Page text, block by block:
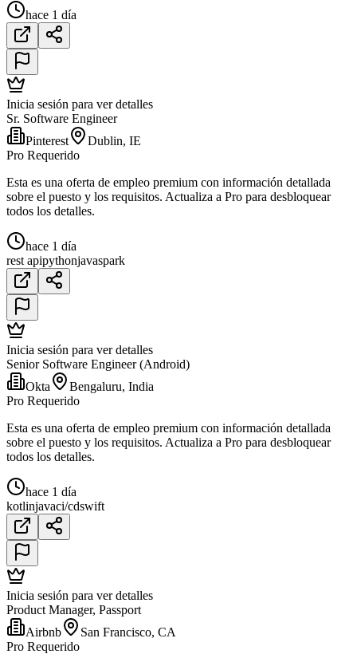
hace 1 día
Inicia sesión para ver detalles
Sr. Software Engineer
Pinterest
Dublin, IE
Pro Requerido
Esta es una oferta de empleo premium con información detallada
sobre el puesto y los requisitos. Actualiza a Pro para desbloquear
todos los detalles.
hace 1 día
rest apipythonjavaspark
Inicia sesión para ver detalles
Senior Software Engineer (Android)
Okta
Bengaluru, India
Pro Requerido
Esta es una oferta de empleo premium con información detallada
sobre el puesto y los requisitos. Actualiza a Pro para desbloquear
todos los detalles.
hace 1 día
kotlinjavaci/cdswift
Inicia sesión para ver detalles
Product Manager, Passport
Airbnb
San Francisco, CA
Pro Requerido